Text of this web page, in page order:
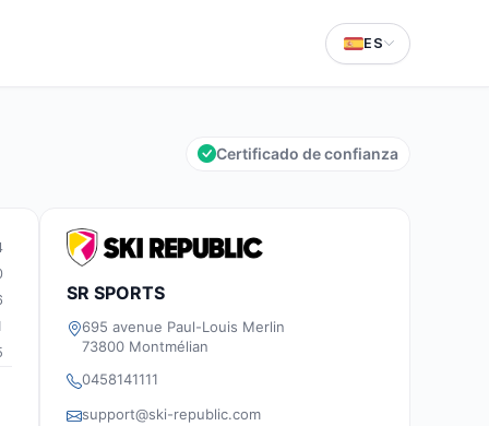
ES
Certificado de confianza
SR SPORTS
695 avenue Paul-Louis Merlin
73800 Montmélian
0458141111
support@ski-republic.com